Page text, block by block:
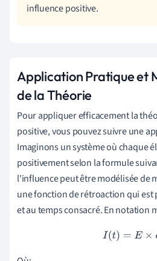
influence positive.
Application Pratique et
de la Théorie
Pour appliquer efficacement la
positive, vous pouvez suivre une
Imaginons un système où chaque
positivement selon la formule
l'influence peut être modélisée de
une fonction de rétroaction qui
et au temps consacré. En notation
I( t)= E×ekt